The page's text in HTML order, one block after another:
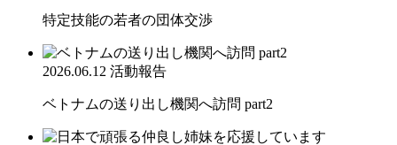
特定技能の若者の団体交渉
2026.06.12 活動報告
ベトナムの送り出し機関へ訪問 part2